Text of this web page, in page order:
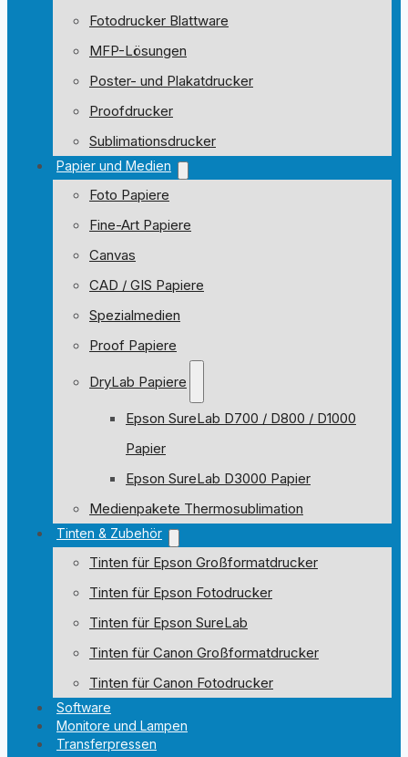
Fotodrucker Blattware
MFP-Lösungen
Poster- und Plakatdrucker
Proofdrucker
Sublimationsdrucker
Papier und Medien
Foto Papiere
Fine-Art Papiere
Canvas
CAD / GIS Papiere
Spezialmedien
Proof Papiere
DryLab Papiere
Epson SureLab D700 / D800 / D1000
Papier
Epson SureLab D3000 Papier
Medienpakete Thermosublimation
Tinten & Zubehör
Tinten für Epson Großformatdrucker
Tinten für Epson Fotodrucker
Tinten für Epson SureLab
Tinten für Canon Großformatdrucker
Tinten für Canon Fotodrucker
Software
Monitore und Lampen
Transferpressen